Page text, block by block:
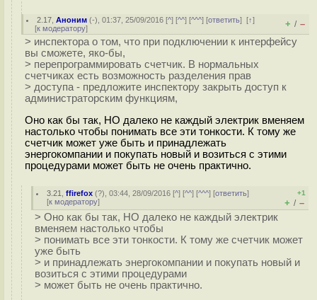
2.17 ,Аноним (-), 01:37, 25/09/2016 [^] [^^] [^^^] [ответить][↑]
[к модератору] + / –
> инспектора о том, что при подключении к интерфейсу
вы сможете, яко-бы,
> перепрограммировать счетчик. В нормальных
счетчиках есть возможность разделения прав
> доступа - предложите инспектору закрыть доступ к
администраторским функциям,
Оно как бы так, НО далеко не каждый электрик вменяем
настолько чтобы понимать все эти тонкости. К тому же
счетчик может уже быть и принадлежать
энергокомпании и покупать новый и возиться с этими
процедурами может быть не очень практично.
3.21 ,ffirefox (?), 03:44, 28/09/2016 [^] [^^] [^^^] [ответить]
[к модератору]
+1
+ / –
> Оно как бы так, НО далеко не каждый электрик
вменяем настолько чтобы
> понимать все эти тонкости. К тому же счетчик может
уже быть
> и принадлежать энергокомпании и покупать новый и
возиться с этими процедурами
> может быть не очень практично.